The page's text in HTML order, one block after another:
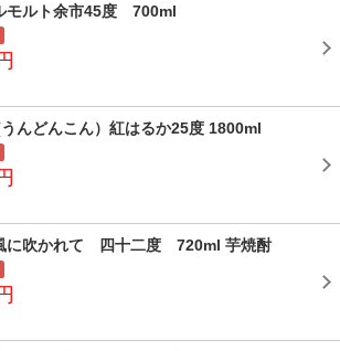
モルト余市45度 700ml
んどんこん）紅はるか25度 1800ml
吹かれて 四十二度 720ml 芋焼酎